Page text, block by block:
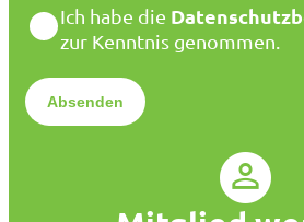
*
D
a
e
n
Ich habe die
zur Kenntnis genommen.